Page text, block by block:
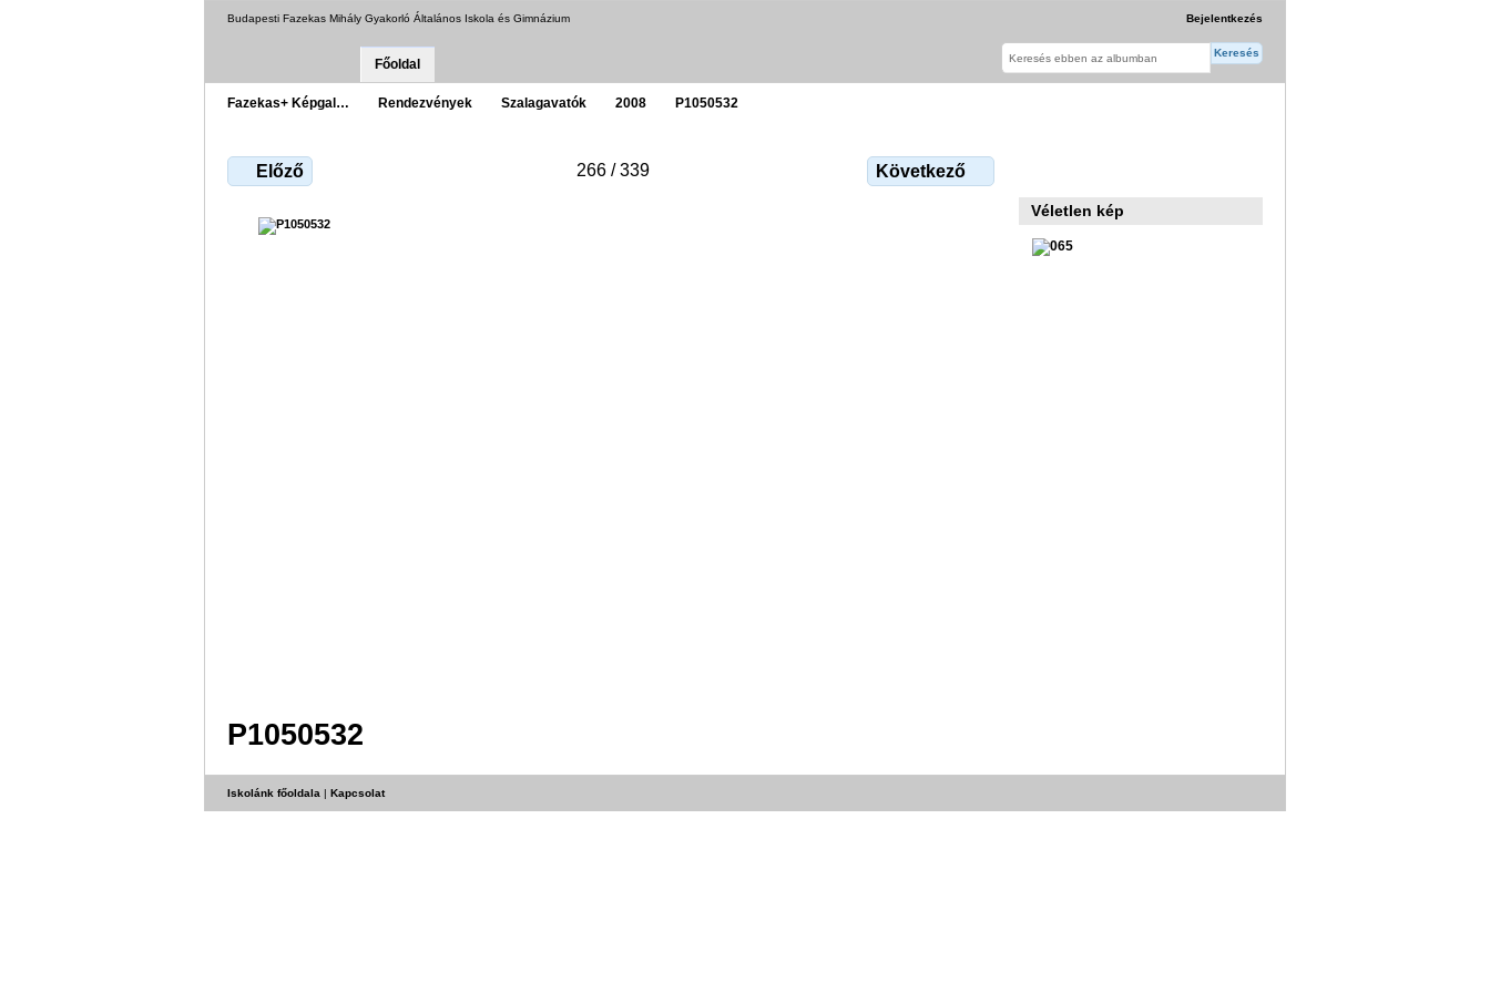
Budapesti Fazekas Mihály Gyakorló Általános Iskola és Gimnázium Bejelentkezés
Főoldal
Fazekas+ Képgal… Rendezvények Szalagavatók 2008 P1050532
Előző 266 / 339 Következő
P1050532
Véletlen kép
Iskolánk főoldala | Kapcsolat